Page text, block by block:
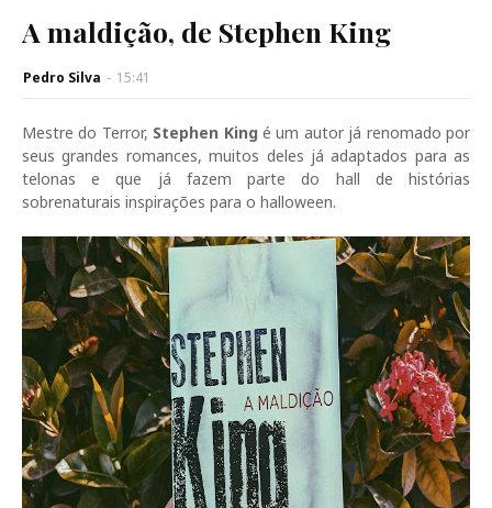
A maldição, de Stephen King
Pedro Silva - 15:41
Mestre do Terror, Stephen Kingé um autor já renomado por
seus grandes romances, muitos deles já adaptados para as
telonas e que já fazem parte do hall de histórias
sobrenaturais inspirações para o halloween.